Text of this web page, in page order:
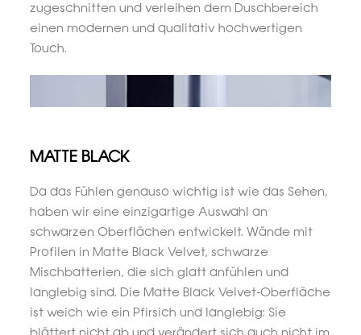
zugeschnitten und verleihen dem Duschbereich
einen modernen und qualitativ hochwertigen
Touch.
MATTE BLACK
Da das Fühlen genauso wichtig ist wie das Sehen,
haben wir eine einzigartige Auswahl an
schwarzen Oberflächen entwickelt. Wände mit
Profilen in Matte Black Velvet, schwarze
Mischbatterien, die sich glatt anfühlen und
langlebig sind. Die Matte Black Velvet-Oberfläche
ist weich wie ein Pfirsich und langlebig: Sie